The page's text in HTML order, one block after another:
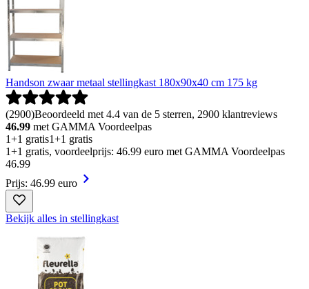
Handson zwaar metaal stellingkast 180x90x40 cm 175 kg
(2900)Beoordeeld met 4.4 van de 5 sterren, 2900 klantreviews
46.99 met GAMMA Voordeelpas
1+1 gratis1+1 gratis
1+1 gratis, voordeelprijs: 46.99 euro met GAMMA Voordeelpas
46.99
Prijs: 46.99 euro
Bekijk alles in stellingkast